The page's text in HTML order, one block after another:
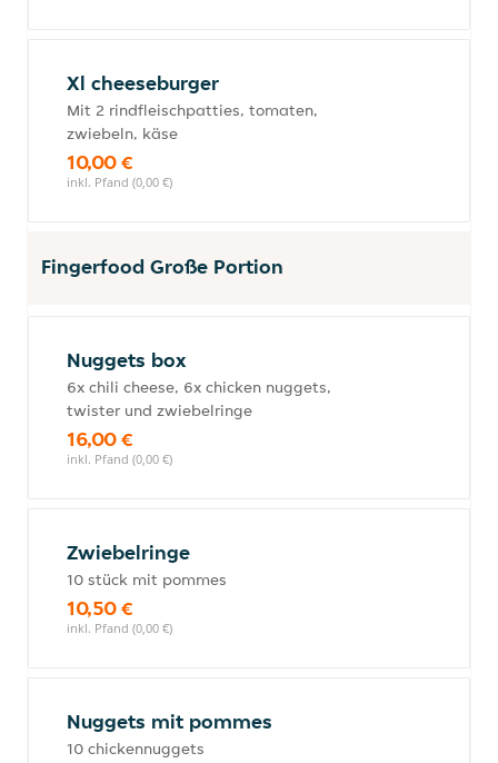
Xl cheeseburger
Mit 2 rindfleischpatties, tomaten,
zwiebeln, käse
10,00 €
inkl. Pfand (0,00 €)
Fingerfood Große Portion
Nuggets box
6x chili cheese, 6x chicken nuggets,
twister und zwiebelringe
16,00 €
inkl. Pfand (0,00 €)
Zwiebelringe
10 stück mit pommes
10,50 €
inkl. Pfand (0,00 €)
Nuggets mit pommes
10 chickennuggets